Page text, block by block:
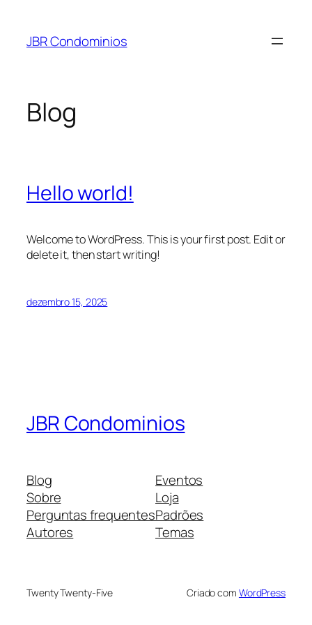
JBR Condominios
Blog
Hello world!
Welcome to WordPress. This is your first post. Edit or
delete it, then start writing!
dezembro 15, 2025
JBR Condominios
Blog
Sobre
Perguntas frequentes
Autores
Eventos
Loja
Padrões
Temas
Twenty Twenty-Five Criado com WordPress